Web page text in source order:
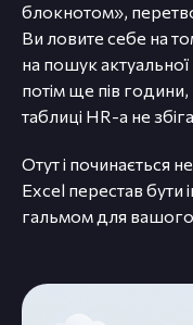
блокнотом»,
Ви ловите себе на
на пошук
потім ще пів
таблиці HR-а не
Отут і починається
Excel перестав бути
гальмом для